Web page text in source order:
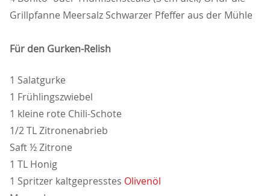
Grillpfanne Meersalz Schwarzer Pfeffer aus der Mühle
Für den Gurken-Relish
1 Salatgurke
1 Frühlingszwiebel
1 kleine rote Chili-Schote
1/2 TL Zitronenabrieb
Saft ½ Zitrone
1 TL Honig
1 Spritzer kaltgepresstes Olivenöl